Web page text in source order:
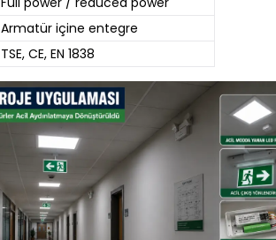
Armatür içine entegre
TSE, CE, EN 1838